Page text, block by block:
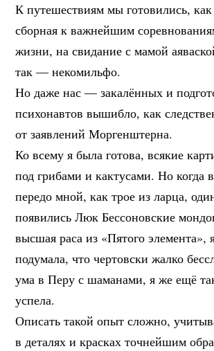
К путешествиям мы готовились,
сборная к важнейшим
жизни, на свидание с мамой
так — некомильфо.
Но даже нас — закалённых и
психонавтов вышибло, как
от заявлений Моргенштерна.
Ко всему я была готова, всякие
под грибами и кактусами. Но когда
передо мной, как трое из ларца,
появились Люк Бессоновские
высшая раса из «Пятого элемента»,
подумала, что чертовски жалко
ума в Перу с шаманами, я же ещё
успела.
Описать такой опыт сложно,
в деталях и красках точнейшим